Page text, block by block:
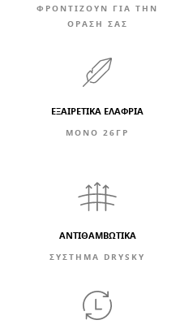
ΦΡΟΝΤΙΖΟΥΝ ΓΙΑ ΤΗΝ
ΟΡΑΣΗ ΣΑΣ
ΕΞΑΙΡΕΤΙΚΆ ΕΛΑΦΡΙΆ
ΜΟΝΟ 26ΓΡ
ΑΝΤΙΘΑΜΒΩΤΙΚΆ
ΣΎΣΤΗΜΑ DRYSKY